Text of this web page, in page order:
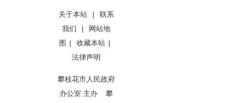
关于本站 |
联系
我们
|
网站地
图 | 收藏本站 |
法律声明
攀枝花市人民政府
办公室 主办 攀